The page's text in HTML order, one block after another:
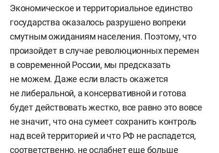
Экономическое и территориальное единство
государства оказалось разрушено вопреки
смутным ожиданиям населения. Поэтому, что
произойдет в случае революционных перемен
в современной России, мы предсказать
не можем. Даже если власть окажется
не либеральной, а консервативной и готова
будет действовать жестко, все равно это вовсе
не значит, что она сумеет сохранить контроль
над всей территорией и что РФ не распадется,
соответственно, не ослабнет еще больше